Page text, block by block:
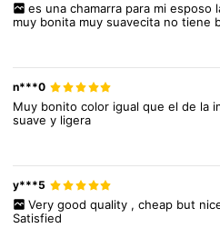
es una chamarra para mi esposo
muy bonita muysuavecita notiene
n***0
Muy bonitocolor igualqueelde la
suavey ligera
y***5
Very good quality , cheap but
Satisfied
4,82